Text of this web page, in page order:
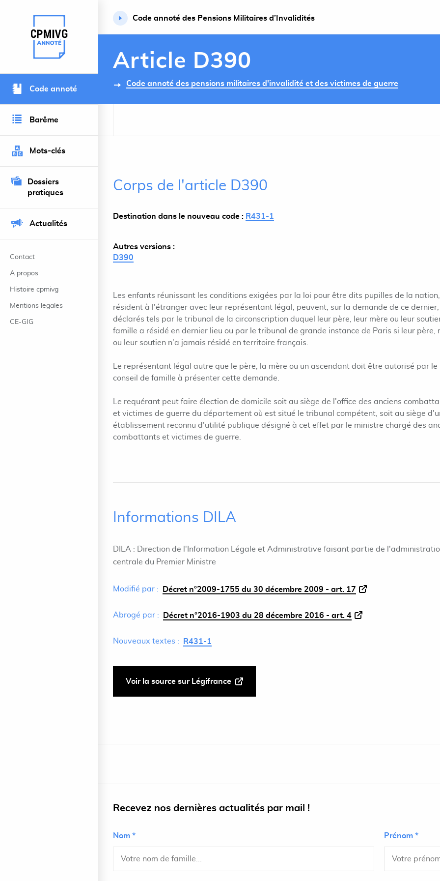
Retour à l’accueil du site
Code annoté
Barême
Mots-clés
Dossiers
pratiques
Actualités
Contact
A propos
Histoire cpmivg
Mentions legales
CE-GIG
Code annoté des Pensions Militaires d’Invalidités
Article D390
Code annoté des pensions militaires d'invalidité et des victimes de guerre
Corps de l'article D390
Destination dans le nouveau code : R431-1
Autres versions :
D390
Les enfants réunissant les conditions exigées par la loi pour être dits pupilles de la
résident à l'étranger avec leur représentant légal, peuvent, sur la demande de ce
déclarés tels par le tribunal de la circonscription duquel leur père, leur mère ou leur
famille a résidé en dernier lieu ou par le tribunal de grande instance de Paris si leur père,
ou leur soutien n'a jamais résidé en territoire français.
Le représentant légal autre que le père, la mère ou un ascendant doit être autorisé par le
conseil de famille à présenter cette demande.
Le requérant peut faire élection de domicile soit au siège de l'office des anciens
et victimes de guerre du département où est situé le tribunal compétent, soit au siège
établissement reconnu d'utilité publique désigné à cet effet par le ministre chargé des
combattants et victimes de guerre.
Informations DILA
DILA : Direction de l'Information Légale et Administrative faisant partie de
centrale du Premier Ministre
Modifié par : Décret n°2009-1755 du 30 décembre 2009 - art. 17
Abrogé par : Décret n°2016-1903 du 28 décembre 2016 - art. 4
Nouveaux textes : R431-1
Voir la source sur Légifrance
Recevez nos dernières actualités par mail !
Nom * Prénom *